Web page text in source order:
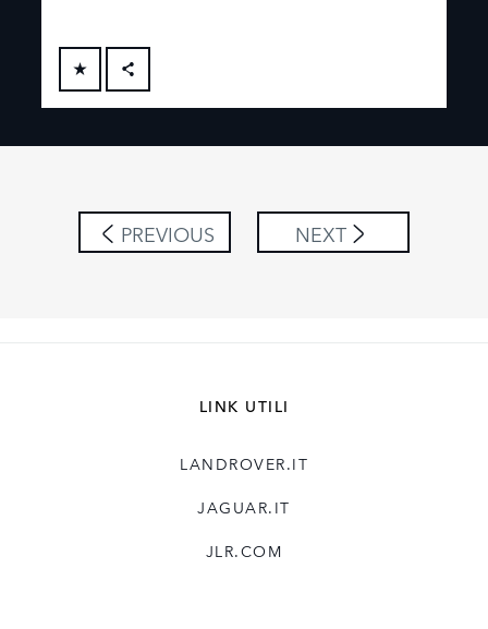
FACEBOOK
SHARE
PREVIOUS NEXT
LINK UTILI
LANDROVER.IT
JAGUAR.IT
JLR.COM